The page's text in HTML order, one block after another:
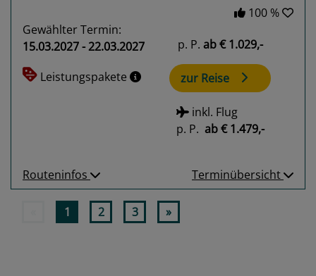
100 %
Gewählter Termin:
15.03.2027 - 22.03.2027
Leistungspakete
p. P. ab€ 1.029,-
zur Reise
inkl. Flug
p. P. ab€ 1.479,-
Routeninfos Terminübersicht
1 2 3 »